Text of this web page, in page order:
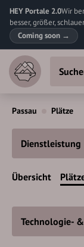
HEY Portale 2.0Wir
besser, größer,
Coming soon →
Passau Plätze
Dienstleistung
Übersicht
Technologie-